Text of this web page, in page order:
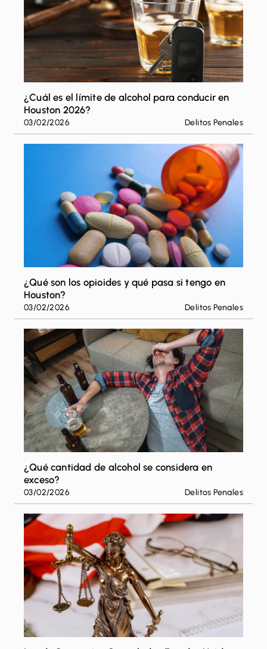
¿Cuál es el límite de alcohol para conducir en
Houston 2026?
03/02/2026 Delitos Penales
¿Qué son los opioides y qué pasa si tengo en
Houston?
03/02/2026 Delitos Penales
¿Qué cantidad de alcohol se considera en
exceso?
03/02/2026 Delitos Penales